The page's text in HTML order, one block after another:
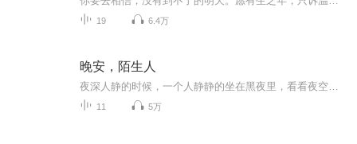
19 6.4万
晚安，陌生人
11 5万